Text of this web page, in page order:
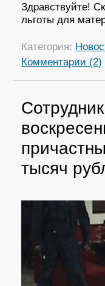
Здравствуйте!
льготы для
Категория:
Комментарии (2)
тысяч